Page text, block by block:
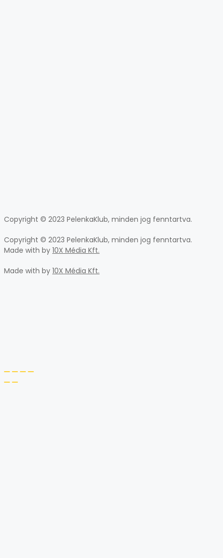
Copyright © 2023 PelenkaKlub, minden jog fenntartva.
Copyright © 2023 PelenkaKlub, minden jog fenntartva.
Made with by 10X Média Kft.
Made with by 10X Média Kft.